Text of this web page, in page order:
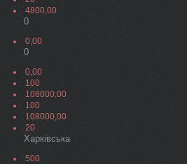
4800,00
0
0,00
0
0,00
100
108000,00
100
108000,00
20
Харківська
500